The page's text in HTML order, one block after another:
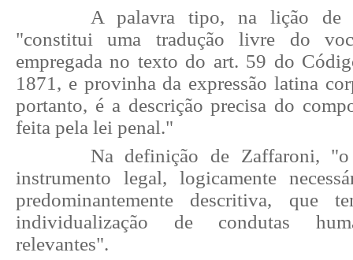
A palavra tipo, na lição de
"constitui uma tradução livre do
empregada no texto do art. 59 do
1871, e provinha da expressão latina
portanto, é a descrição precisa do
feita pela lei penal."
Na definição de Zaffaroni,
instrumento legal, logicamente
predominantemente descritiva, que
individualização de condutas
relevantes".